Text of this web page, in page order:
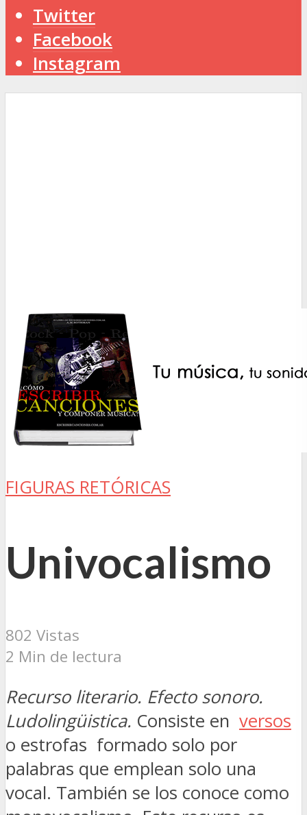
Twitter
Facebook
Instagram
FIGURAS RETÓRICAS
Univocalismo
802 Vistas
2 Min de lectura
Recurso literario. Efecto sonoro.
Ludolingüistica. Consiste en versos
o estrofas formado solo por
palabras que emplean solo una
vocal. También se los conoce como